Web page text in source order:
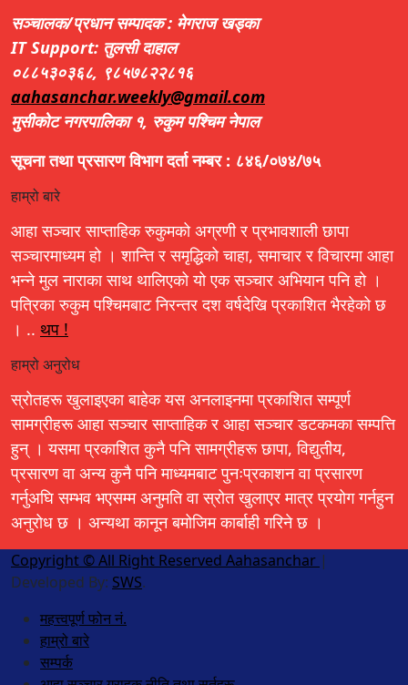
सञ्चालक/प्रधान सम्पादक : मेगराज खड्का
IT Support: तुलसी दाहाल
०८८५३०३६८, ९८५७८२२८१६
aahasanchar.weekly@gmail.com
मुसीकोट नगरपालिका १, रुकुम पश्चिम नेपाल
सूचना तथा प्रसारण विभाग दर्ता नम्बर : ८४६/०७४/७५
हाम्रो बारे
आहा सञ्चार साप्ताहिक रुकुमको अग्रणी र प्रभावशाली छापा
सञ्चारमाध्यम हो । शान्ति र समृद्धिको चाहा, समाचार र विचारमा आहा
भन्ने मुल नाराका साथ थालिएको यो एक सञ्चार अभियान पनि हो ।
पत्रिका रुकुम पश्चिमबाट निरन्तर दश वर्षदेखि प्रकाशित भैरहेको छ
। .. थप !
हाम्रो अनुरोध
स्रोतहरू खुलाइएका बाहेक यस अनलाइनमा प्रकाशित सम्पूर्ण
सामग्रीहरू आहा सञ्चार साप्ताहिक र आहा सञ्चार डटकमका सम्पत्ति
हुन् । यसमा प्रकाशित कुनै पनि सामग्रीहरू छापा, विद्युतीय,
प्रसारण वा अन्य कुनै पनि माध्यमबाट पुनःप्रकाशन वा प्रसारण
गर्नुअघि सम्भव भएसम्म अनुमति वा स्रोत खुलाएर मात्र प्रयोग गर्नहुन
अनुरोध छ । अन्यथा कानून बमोजिम कार्बाही गरिने छ ।
Copyright © All Right Reserved Aahasanchar |
Developed By: SWS.
महत्त्वपूर्ण फोन नं.
हाम्रो बारे
सम्पर्क